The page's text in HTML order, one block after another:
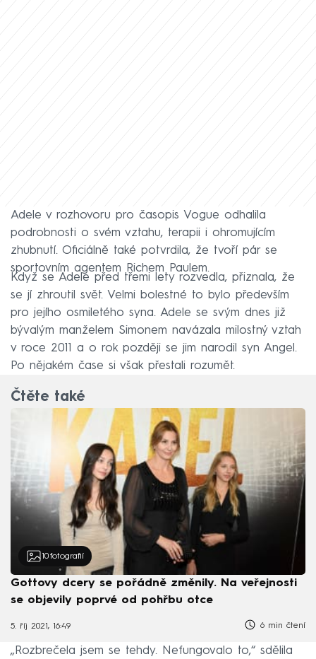
Adele v rozhovoru pro časopis Vogue odhalila
podrobnosti o svém vztahu, terapii i ohromujícím
zhubnutí. Oficiálně také potvrdila, že tvoří pár se
sportovním agentem Richem Paulem.
Když se Adele před třemi lety rozvedla, přiznala, že
se jí zhroutil svět. Velmi bolestné to bylo především
pro jejího osmiletého syna. Adele se svým dnes již
bývalým manželem Simonem navázala milostný vztah
v roce 2011 a o rok později se jim narodil syn Angel.
Po nějakém čase si však přestali rozumět.
Čtěte také
10 fotografií
Gottovy dcery se pořádně změnily. Na veřejnosti
se objevily poprvé od pohřbu otce
5. říj 2021, 16:49 6 min čtení
„Rozbrečela jsem se tehdy. Nefungovalo to,“ sdělila